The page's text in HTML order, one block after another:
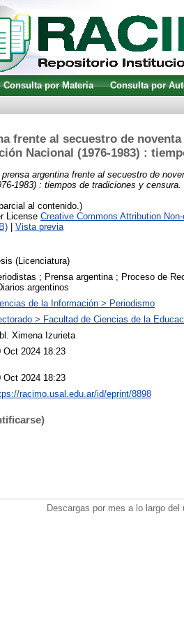
Consulta por Materia Consulta por
frente al secuestro de
Nacional (1976-1983) :
prensa argentina frente al secuestro de
1983) : tiempos de tradiciones y censura.
al contenido.)
License Creative Commons Attribution
Vista previa
(Licenciatura)
; Prensa argentina ; Proceso de
argentinos
de la Información > Periodismo
> Facultad de Ciencias de la
Ximena Izurieta
Oct 2024 18:23
Oct 2024 18:23
racimo.usal.edu.ar/id/eprint/8898
Descargas por mes a lo largo del